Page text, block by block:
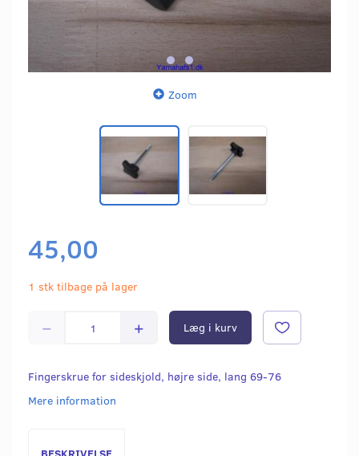
Zoom
45,00
1 stk tilbage på lager
Læg i kurv
Fingerskrue for sideskjold, højre side, lang 69-76
Mere information